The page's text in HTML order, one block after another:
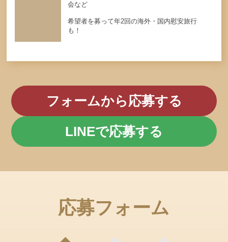
会など
希望者を募って年2回の海外・国内慰安旅行
も！
LINEで応募する
フォームから応募する
応募フォーム